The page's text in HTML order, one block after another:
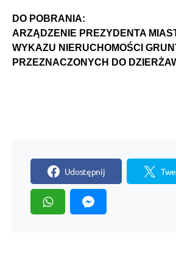
DO POBRANIA:
ARZĄDZENIE PREZYDENTA
WYKAZU NIERUCHOMOŚCI
PRZEZNACZONYCH DO
Udostępnij